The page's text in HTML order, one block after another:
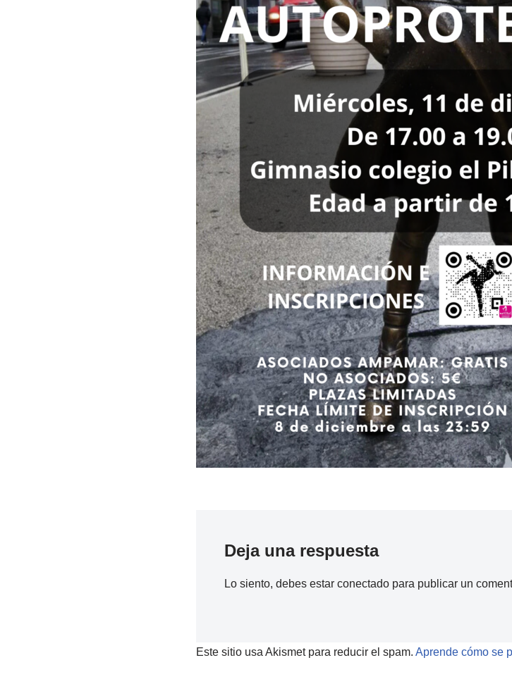
Deja una respuesta
Lo siento, debes estar conectadopara publicar un
Este sitio usa Akismet para reducir el spam. Aprende cómo se